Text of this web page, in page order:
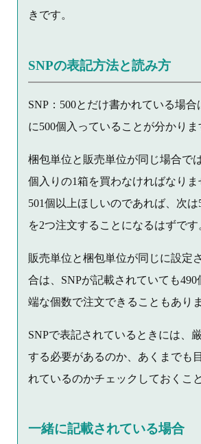
きです。
SNPの表記方法と読み方
SNP：500とだけ書かれている場
に500個入っていることが分かりま
梱包単位と販売単位が同じ場合で
個入りの1箱を買わなければなりま
501個以上ほしいのであれば、次は
を2つ注文することになるはずです
販売単位と梱包単位が同じに設定
合は、SNPが記載されていても
端な個数で注文できることもありま
SNPで表記されているときには、
する必要があるのか、あくまでも
れているのかチェックしておくこ
一緒に記載されている場合